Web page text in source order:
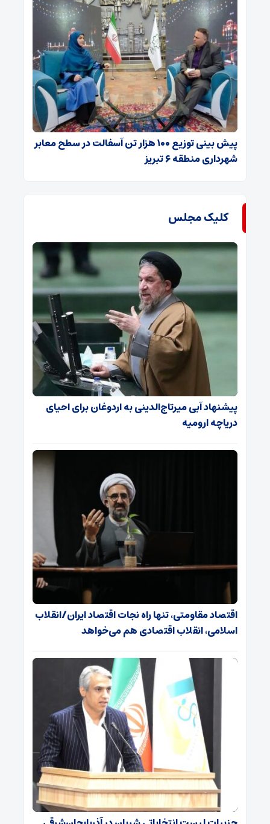
پیش بینی توزیع ۱۰۰ هزار تن آسفالت در سطح معابر
شهرداری منطقه ۶ تبریز
کلیک مجلس
پیشنهاد آبی میرتاج‌الدینی‌ به اردوغان برای احیای
دریاچه ارومیه
اقتصاد مقاومتی، تنها راه نجات اقتصاد ایران/انقلاب
اسلامی، انقلاب اقتصادی هم می‌خواهد